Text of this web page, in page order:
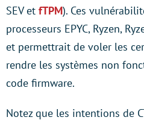
SEV et fTPM). Ces
processeurs EPYC, Ryzen,
et permettrait de voler les
rendre les systèmes non
code firmware.
Notez que les intentions de